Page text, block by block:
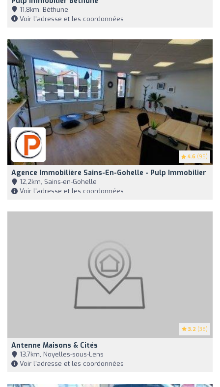
11,8km, Béthune
Voir l'adresse et les coordonnées
4.6 (95)
Agence Immobilière Sains-En-Gohelle - Pulp Immobilier
12,2km, Sains-en-Gohelle
Voir l'adresse et les coordonnées
3.2 (38)
Antenne Maisons & Cités
13,7km, Noyelles-sous-Lens
Voir l'adresse et les coordonnées